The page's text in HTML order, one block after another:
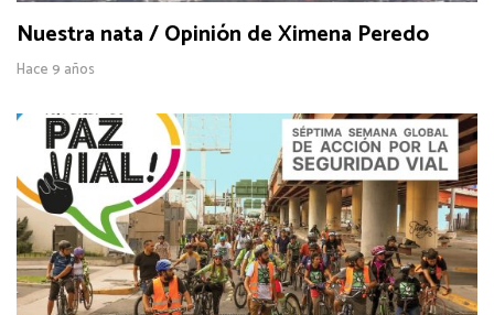
Nuestra nata / Opinión de Ximena Peredo
Hace 9 años